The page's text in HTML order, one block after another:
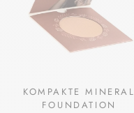
KOMPAKTE MINERAL
FOUNDATION